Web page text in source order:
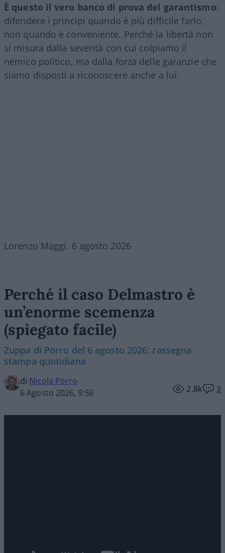
È questo il vero banco di prova del garantismo:
difendere i principi quando è più difficile farlo,
non quando è conveniente. Perché la libertà non
si misura dalla severità con cui colpiamo il
nemico politico, ma dalla forza delle garanzie che
siamo disposti a riconoscere anche a lui.
Lorenzo Maggi, 6 agosto 2026
Perché il caso Delmastro è
un’enorme scemenza
(spiegato facile)
Zuppa di Porro del 6 agosto 2026: rassegna
stampa quotidiana
di Nicola Porro
6 Agosto 2026, 9:56
2.8k 3